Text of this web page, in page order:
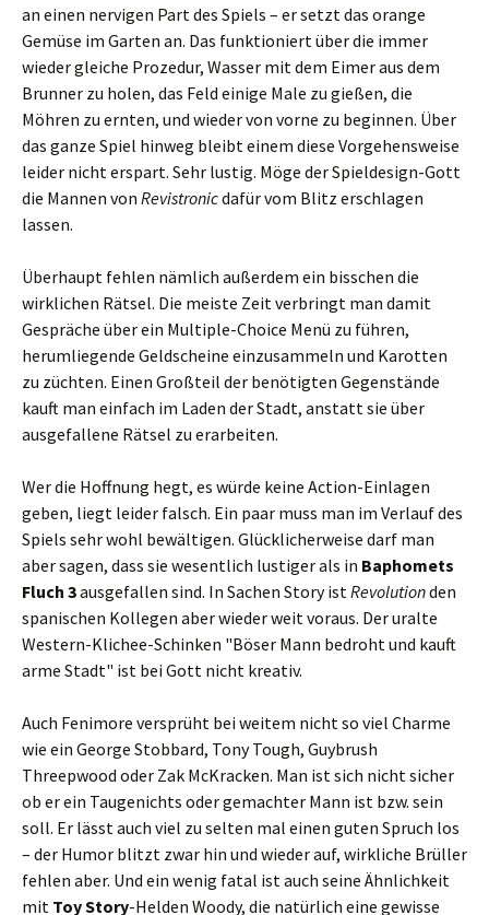
an einen nervigen Part des Spiels – er setzt das orange
Gemüse im Garten an. Das funktioniert über die immer
wieder gleiche Prozedur, Wasser mit dem Eimer aus dem
Brunner zu holen, das Feld einige Male zu gießen, die
Möhren zu ernten, und wieder von vorne zu beginnen. Über
das ganze Spiel hinweg bleibt einem diese Vorgehensweise
leider nicht erspart. Sehr lustig. Möge der Spieldesign-Gott
die Mannen von Revistronicdafür vom Blitz erschlagen
lassen.
Überhaupt fehlen nämlich außerdem ein bisschen die
wirklichen Rätsel. Die meiste Zeit verbringt man damit
Gespräche über ein Multiple-Choice Menü zu führen,
herumliegende Geldscheine einzusammeln und Karotten
zu züchten. Einen Großteil der benötigten Gegenstände
kauft man einfach im Laden der Stadt, anstatt sie über
ausgefallene Rätsel zu erarbeiten.
Wer die Hoffnung hegt, es würde keine Action-Einlagen
geben, liegt leider falsch. Ein paar muss man im Verlauf des
Spiels sehr wohl bewältigen. Glücklicherweise darf man
aber sagen, dass sie wesentlich lustiger als in Baphomets
Fluch 3ausgefallen sind. In Sachen Story istRevolutionden
spanischen Kollegen aber wieder weit voraus. Der uralte
Western-Klichee-Schinken "Böser Mann bedroht und kauft
arme Stadt" ist bei Gott nicht kreativ.
Auch Fenimore versprüht bei weitem nicht so viel Charme
wie ein George Stobbard, Tony Tough, Guybrush
Threepwood oder Zak McKracken. Man ist sich nicht sicher
ob er ein Taugenichts oder gemachter Mann ist bzw. sein
soll. Er lässt auch viel zu selten mal einen guten Spruch los
– der Humor blitzt zwar hin und wieder auf, wirkliche Brüller
fehlen aber. Und ein wenig fatal ist auch seine Ähnlichkeit
mit Toy Story-Helden Woody, die natürlich eine gewisse